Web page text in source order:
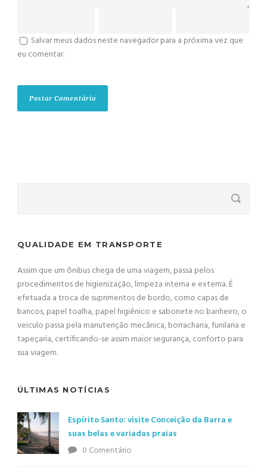
Salvar meus dados neste navegador para a próxima vez que
eu comentar.
QUALIDADE EM TRANSPORTE
Assim que um ônibus chega de uma viagem, passa pelos
procedimentos de higienização, limpeza interna e externa. É
efetuada a troca de suprimentos de bordo, como capas de
bancos, papel toalha, papel higiênico e sabonete no banheiro, o
veiculo passa pela manutenção mecânica, borracharia, funilaria e
tapeçaria, certificando-se assim maior segurança, conforto para
sua viagem.
ÚLTIMAS NOTÍCIAS
Espírito Santo: visite Conceição da Barra e
suas belas e variadas praias
0 Comentário